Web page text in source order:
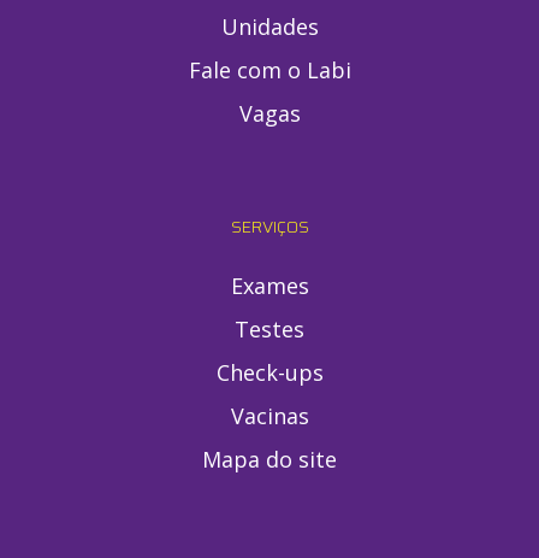
Unidades
Fale com o Labi
Vagas
SERVIÇOS
Exames
Testes
Check-ups
Vacinas
Mapa do site